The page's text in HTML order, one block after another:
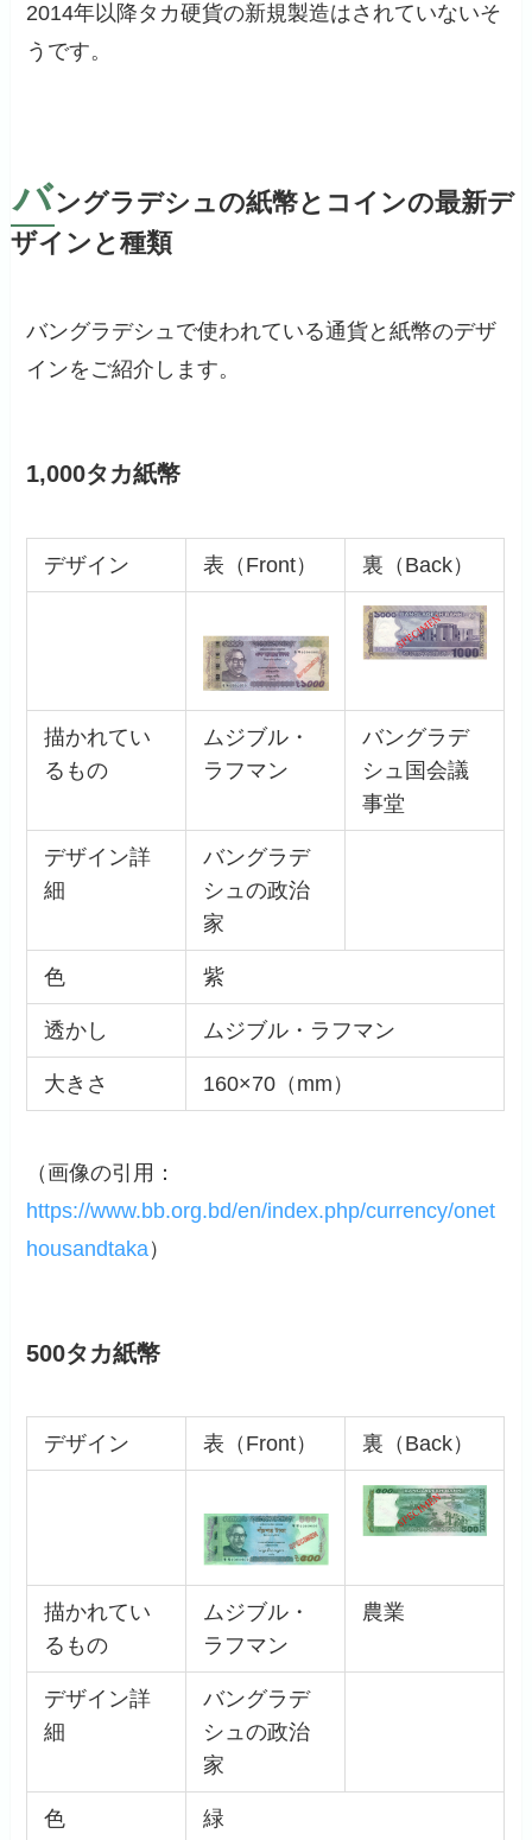
2014年以降タカ硬貨の新規製造はされていないそ
うです。
バングラデシュの紙幣とコインの最新デ
ザインと種類
バングラデシュで使われている通貨と紙幣のデザ
インをご紹介します。
1,000タカ紙幣
デザイン 表（Front） 裏（Back）
描かれてい
るもの
ムジブル・
ラフマン
バングラデ
シュ国会議
事堂
デザイン詳
細
バングラデ
シュの政治
家
色 紫
透かし ムジブル・ラフマン
大きさ 160×70（mm）
（画像の引用：
https://www.bb.org.bd/en/index.php/currency/onet
housandtaka ）
500タカ紙幣
デザイン 表（Front） 裏（Back）
描かれてい
るもの
ムジブル・
ラフマン
農業
デザイン詳
細
バングラデ
シュの政治
家
色 緑